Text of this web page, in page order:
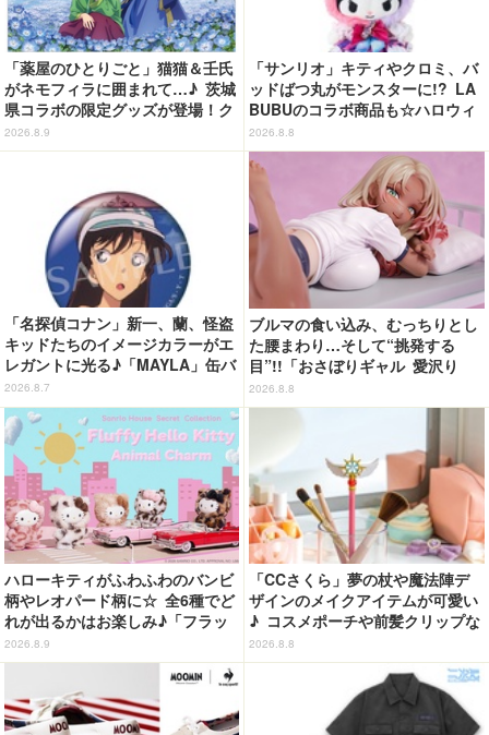
「薬屋のひとりごと」猫猫＆壬氏
がネモフィラに囲まれて…♪ 茨城
県コラボの限定グッズが登場！ク
リアファイルやポストカードなど
2026.8.9
「サンリオ」キティやクロミ、バ
ッドばつ丸がモンスターに!? LA
BUBUのコラボ商品も☆ハロウィ
ーングッズ情報が到着【サンリオ
ピューロランド】
2026.8.8
「名探偵コナン」新一、蘭、怪盗
キッドたちのイメージカラーがエ
レガントに光る♪「MAYLA」缶バ
ッジの全種セットがお得に！【3
0％オフセール】
2026.8.7
ブルマの食い込み、むっちりとし
た腰まわり…そして“挑発する
目”!!「おさぼりギャル 愛沢り
さ」フィギュアで新登場
2026.8.8
ハローキティがふわふわのバンビ
柄やレオパード柄に☆ 全6種でど
れが出るかはお楽しみ♪「フラッ
フィーハローキティチャーム」第
2弾登場【8月20日～】
2026.8.9
「CCさくら」夢の杖や魔法陣デ
ザインのメイクアイテムが可愛い
♪ コスメポーチや前髪クリップな
ど…毎日使いたい!!「タイトーく
じ」【8月28日～】
2026.8.8